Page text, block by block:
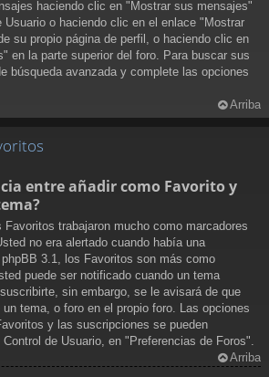
haciendo clic en "Mostrar sus mensajes"
Usuario o haciendo clic en el enlace "Mostrar
su propio página de perfil, o haciendo clic en
en la parte superior del foro. Para buscar sus
búsqueda avanzada y complete las opciones
Arriba
entre añadir como Favorito y
trabajaron mucho como marcadores
no era alertado cuando había una
3.1, los Favoritos son más como
puede ser notificado cuando un tema
sin embargo, se le avisará de que
tema, o foro en el propio foro. Las opciones
y las suscripciones se pueden
de Usuario, en "Preferencias de Foros".
Arriba